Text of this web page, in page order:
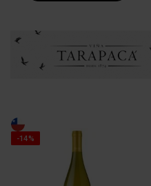
-14%